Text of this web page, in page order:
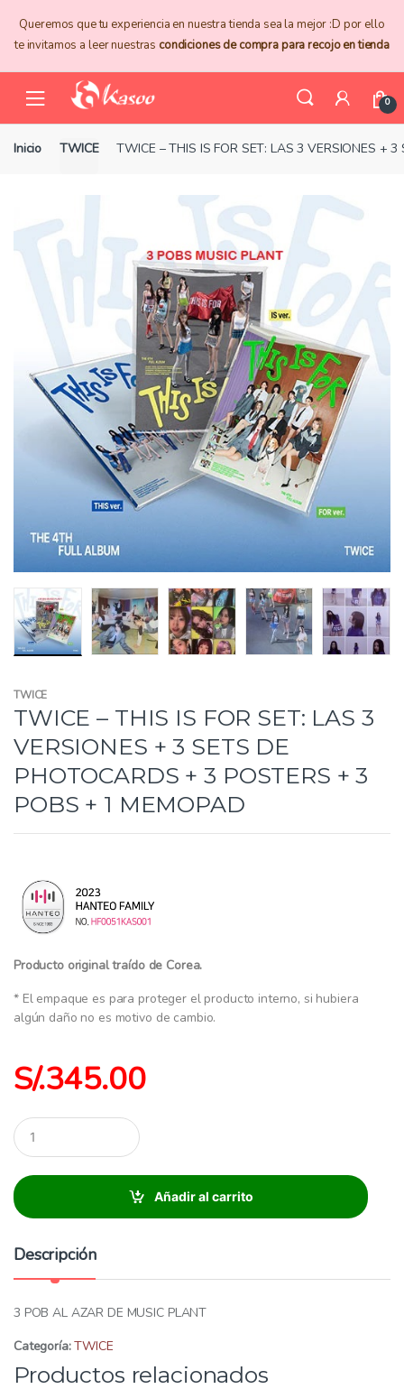
navigation
content
Queremos que tu experiencia en nuestra tienda sea la mejor :D por ello
te invitamos a leer nuestras condiciones de compra para recojo en tienda
0
Inicio TWICE TWICE – THIS IS FOR SET: LAS 3 VERSIONES +
TWICE
TWICE – THIS IS FOR SET: LAS 3
VERSIONES + 3 SETS DE
PHOTOCARDS + 3 POSTERS + 3
POBS + 1 MEMOPAD
Producto original traído de Corea.
* El empaque es para proteger el producto interno, si hubiera
algún daño no es motivo de cambio.
S/.345.00
C
a
i
d
Añadir al carrito
Descripción
3 POB AL AZAR DE MUSIC PLANT
Categoría:TWICE
Productos relacionados